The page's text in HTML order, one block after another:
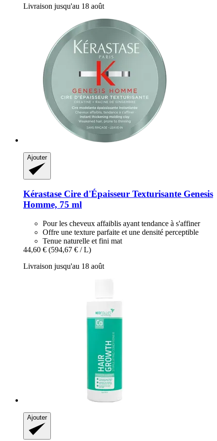
Livraison jusqu'au 18 août
Ajouter
Kérastase Cire d'Épaisseur Texturisante Genesis
Homme, 75 ml
Pour les cheveux affaiblis ayant tendance à s'affiner
Offre une texture parfaite et une densité perceptible
Tenue naturelle et fini mat
44,60 € (594,67 € / L)
Livraison jusqu'au 18 août
Ajouter